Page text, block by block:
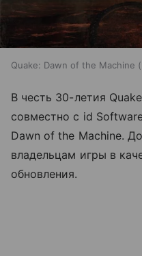
Quake: Dawn of the Machine
В честь 30-летия
совместно с id
Dawn of the Machine.
владельцам игры в
обновления.